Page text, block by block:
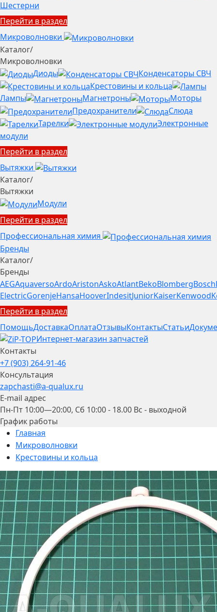
Шестерни
Перейти в раздел
Микроволновки
Каталог/
Микроволновки
Диоды
Конденсаторы СВЧ
Крестовины и кольца
Лампы
Магнетроны
Моторы
Предохранители
Слюда
Тарелки
Электронные
модули
Перейти в раздел
Вытяжки
Каталог/
Вытяжки
Модули
Перейти в раздел
Профессиональная химия
Бренды
Каталог/
Бренды
AEGAquaversoArdoAristonAskoAtlantBekoBlombergBosch
ElectricGorenjeHansaHooverIndesitJuniorKaiserKenwood
Перейти в раздел
ПомощьДоставкаОплатаОтзывыКонтактыСтатьи
Интернет-магазин запчастей
Контакты
+7 (903) 264-91-46
Консультация
zapchasti@a-qualux.ru
E-mail адрес
Пн-Пт 10:00—20:00, Сб 10:00 - 18.00 Вс - выходной
График работы
Главная
Микроволновки
Крестовины и кольца